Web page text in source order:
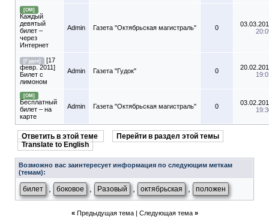
[ОМ]
Каждый
девятый
билет –
через
Интернет
Admin Газета "Октябрьская магистраль" 0
[Гудок]
[17
февр. 2011]
Билет с
лимоном
Admin Газета "Гудок" 0
[ОМ]
Бесплатный
билет – на
карте
Admin Газета "Октябрьская магистраль" 0
Ответить в этой теме
Перейти в раздел этой темы
Translate to English
Возможно вас заинтересует информация по следующим меткам
(темам):
билет боковое Разовый октябрьская положен
« Предыдущая тема| Следующая тема »